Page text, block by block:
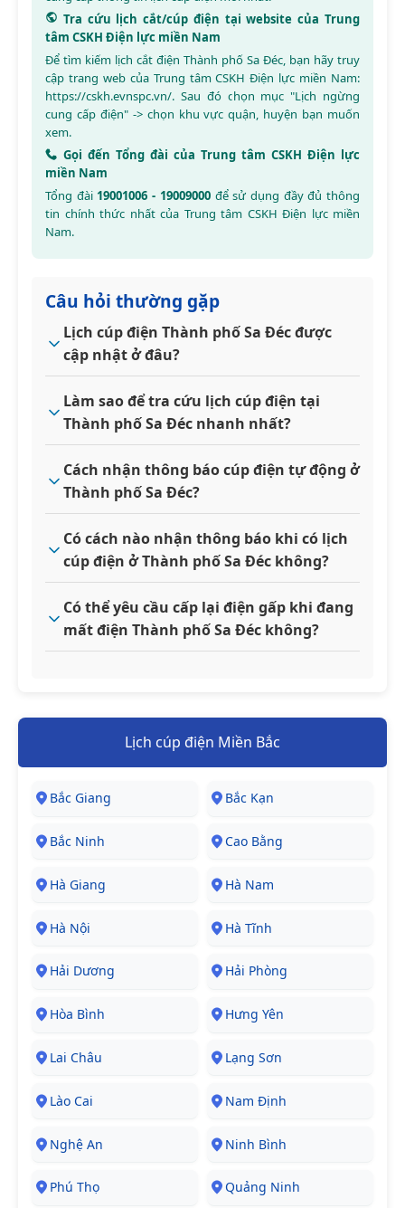
Tra cứu lịch cắt/cúp điện tại website của Trung
tâm CSKH Điện lực miền Nam
Để tìm kiếm lịch cắt điện Thành phố Sa Đéc, bạn hãy truy
cập trang web của Trung tâm CSKH Điện lực miền Nam:
https://cskh.evnspc.vn/. Sau đó chọn mục "Lịch ngừng
cung cấp điện" -> chọn khu vực quận, huyện bạn muốn
xem.
Gọi đến Tổng đài của Trung tâm CSKH Điện lực
miền Nam
Tổng đài 19001006 - 19009000để sử dụng đầy đủ thông
tin chính thức nhất của Trung tâm CSKH Điện lực miền
Nam.
Câu hỏi thường gặp
Lịch cúp điện Thành phố Sa Đéc được
cập nhật ở đâu?
Làm sao để tra cứu lịch cúp điện tại
Thành phố Sa Đéc nhanh nhất?
Cách nhận thông báo cúp điện tự động ở
Thành phố Sa Đéc?
Có cách nào nhận thông báo khi có lịch
cúp điện ở Thành phố Sa Đéc không?
Có thể yêu cầu cấp lại điện gấp khi đang
mất điện Thành phố Sa Đéc không?
Lịch cúp điện Miền Bắc
Bắc Giang Bắc Kạn
Bắc Ninh Cao Bằng
Hà Giang Hà Nam
Hà Nội Hà Tĩnh
Hải Dương Hải Phòng
Hòa Bình Hưng Yên
Lai Châu Lạng Sơn
Lào Cai Nam Định
Nghệ An Ninh Bình
Phú Thọ Quảng Ninh